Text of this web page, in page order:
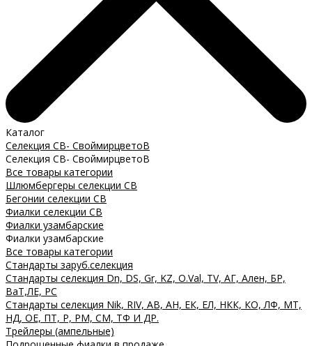
Каталог
Селекция СВ- СвоймирцветоВ
Селекция СВ- СвоймирцветоВ
Все товары категории
Шлюмбергеры селекции СВ
Бегонии селекции СВ
Фиалки селекции СВ
Фиалки узамбарские
Фиалки узамбарские
Все товары категории
Стандарты заруб.селекция
Стандарты селекция Dn, DS, Gr, KZ, O.Val, TV, АГ, Ален, БР,
ВаТ,ЛЕ, РС
Стандарты селекция Nik, RIV, АВ, АН, ЕК, ЕЛ, НКК, КО, ЛФ, МТ,
НД, ОЕ, ПТ, Р, РМ, СМ, ТФ И ДР.
Трейлеры (ампельные)